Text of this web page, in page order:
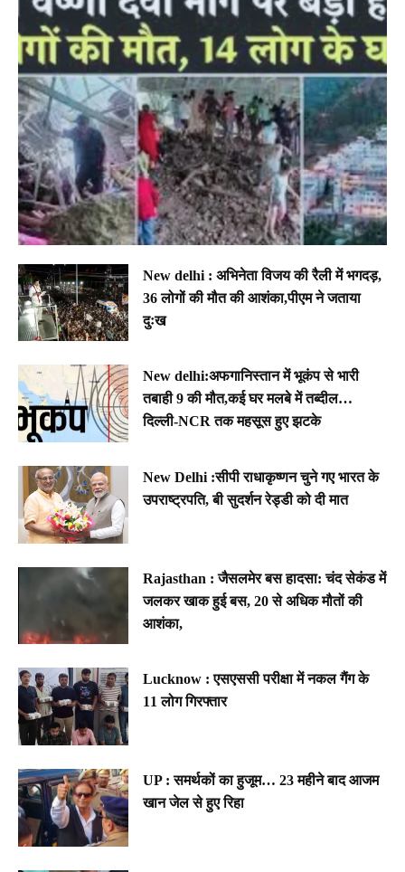
New delhi : अभिनेता विजय की रैली में भगदड़,
36 लोगों की मौत की आशंका,पीएम ने जताया
दुःख
New delhi:अफगानिस्तान में भूकंप से भारी
तबाही 9 की मौत,कई घर मलबे में तब्दील…
दिल्ली-NCR तक महसूस हुए झटके
New Delhi :सीपी राधाकृष्णन चुने गए भारत के
उपराष्ट्रपति, बी सुदर्शन रेड्डी को दी मात
Rajasthan : जैसलमेर बस हादसा: चंद सेकंड में
जलकर खाक हुई बस, 20 से अधिक मौतों की
आशंका,
Lucknow : एसएससी परीक्षा में नकल गैंग के
11 लोग गिरफ्तार
UP : समर्थकों का हुजूम… 23 महीने बाद आजम
खान जेल से हुए रिहा